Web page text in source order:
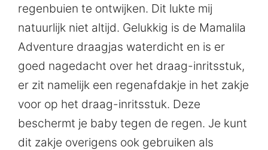
regenbuien te ontwijken. Dit lukte mij
natuurlijk niet altijd. Gelukkig is de Mamalila
Adventure draagjas waterdicht en is er
goed nagedacht over het draag-inritsstuk,
er zit namelijk een regenafdakje in het zakje
voor op het draag-inritsstuk. Deze
beschermt je baby tegen de regen. Je kunt
dit zakje overigens ook gebruiken als